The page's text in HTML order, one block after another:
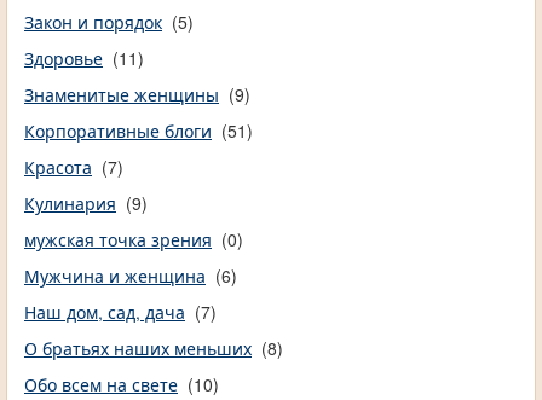
Закон и порядок (5)
Здоровье (11)
Знаменитые женщины (9)
Корпоративные блоги (51)
Красота (7)
Кулинария (9)
мужская точка зрения (0)
Мужчина и женщина (6)
Наш дом, сад, дача (7)
О братьях наших меньших (8)
Обо всем на свете (10)